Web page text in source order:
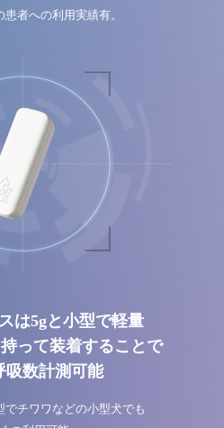
者への利用実績有。
は5gと小型で軽量
って装着することで
吸数計測可能
でチワワなどの小型犬でも